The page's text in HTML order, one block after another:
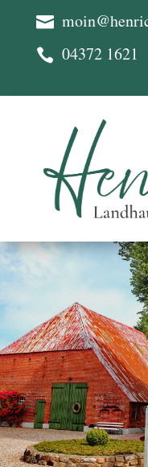

 04372 1621